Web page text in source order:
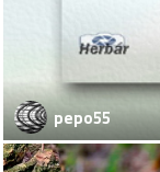
pepo55